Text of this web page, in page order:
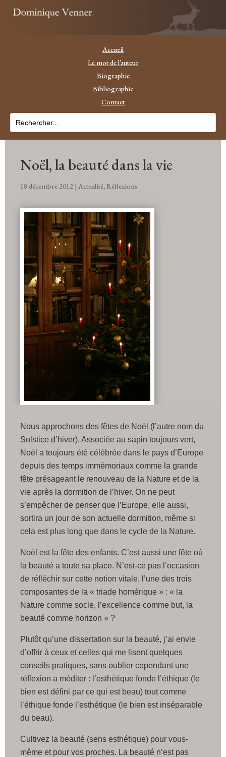
Accueil
Le mot de l’auteur
Biographie
Bibliographie
Contact
Noël, la beauté dans la vie
18 décembre 2012 | Actualité,Réflexions
Nous approchons des fêtes de Noël (l’autre nom du
Solstice d’hiver). Associée au sapin toujours vert,
Noël a toujours été célébrée dans le pays d’Europe
depuis des temps immémoriaux comme la grande
fête présageant le renouveau de la Nature et de la
vie après la dormition de l’hiver. On ne peut
s’empêcher de penser que l’Europe, elle aussi,
sortira un jour de son actuelle dormition, même si
cela est plus long que dans le cycle de la Nature.
Noël est la fête des enfants. C’est aussi une fête où
la beauté a toute sa place. N’est-ce pas l’occasion
de réfléchir sur cette notion vitale, l’une des trois
composantes de la « triade homérique » : « la
Nature comme socle, l’excellence comme but, la
beauté comme horizon » ?
Plutôt qu’une dissertation sur la beauté, j’ai envie
d’offrir à ceux et celles qui me lisent quelques
conseils pratiques, sans oublier cependant une
réflexion a méditer : l’esthétique fonde l’éthique (le
bien est défini par ce qui est beau) tout comme
l’éthique fonde l’esthétique (le bien est inséparable
du beau).
Cultivez la beauté (sens esthétique) pour vous-
même et pour vos proches. La beauté n’est pas